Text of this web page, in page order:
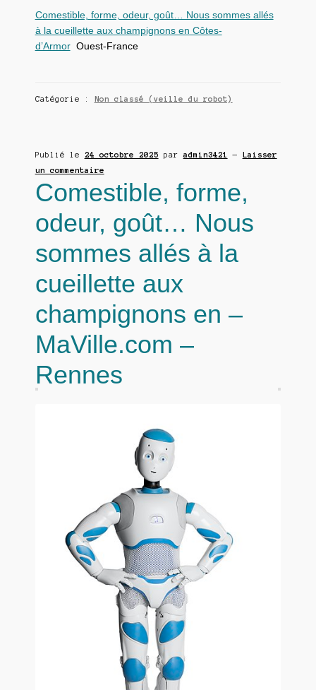
Comestible, forme, odeur, goût… Nous sommes allés
à la cueillette aux champignons en Côtes-
d’ArmorOuest-France
Catégorie : Non classé (veille du robot)
Publié le 24 octobre 2025 paradmin3421 — Laisser
un commentaire
Comestible, forme,
odeur, goût… Nous
sommes allés à la
cueillette aux
champignons en –
MaVille.com –
Rennes